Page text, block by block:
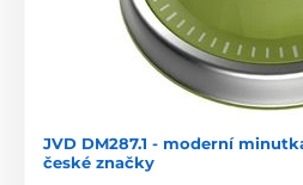
JVD DM287.1 - moderní
české značky